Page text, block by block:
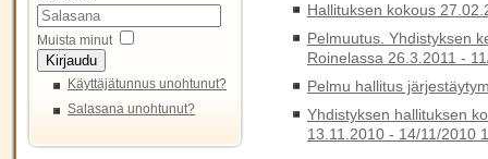
Muista minut
Kirjaudu
Käyttäjätunnus unohtunut?
Salasana unohtunut?
Hallituksen kokous
Pelmuutus. Yhdistyksen
Roinelassa 26.3.2011 -
Pelmu hallitus
Yhdistyksen hallituksen
13.11.2010 - 14/11/2010